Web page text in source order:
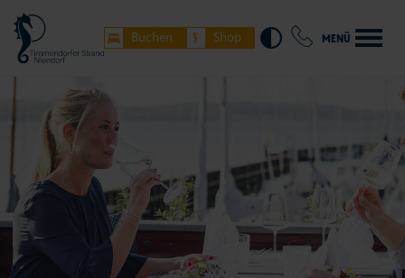
Buchen Shop MENÜ
Timmendorfer Strand
Niendorf/Ostsee